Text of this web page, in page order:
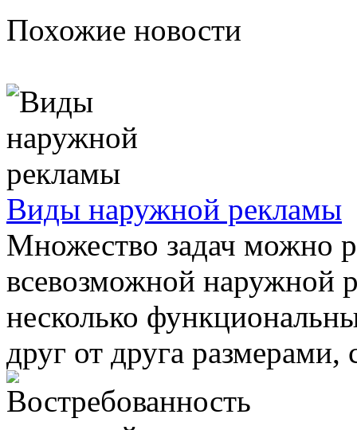
Похожие новости
Виды наружной рекламы
Множество задач можно
всевозможной наружной
несколько
друг от друга